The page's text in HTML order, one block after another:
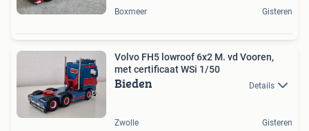
Boxmeer Gisteren
Volvo FH5 lowroof 6x2 M. vd Vooren,
met certificaat WSi 1/50
Bieden Details
Zwolle Gisteren